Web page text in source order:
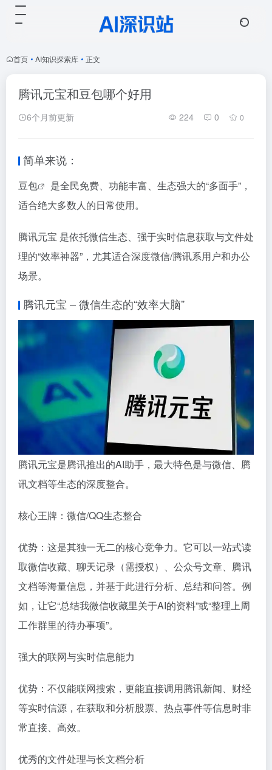
首页 • AI知识探索库 • 正文
腾讯元宝和豆包哪个好用
6个月前更新 224 0 0
简单来说：
豆包
​ 是全民免费、功能丰富、生态强大的“多面手”，
适合绝大多数人的日常使用。
腾讯元宝​ 是依托微信生态、强于实时信息获取与文件处
理的“效率神器”，尤其适合深度微信/腾讯系用户和办公
场景。
腾讯元宝 – 微信生态的“效率大脑”
腾讯元宝是腾讯推出的AI助手，最大特色是与微信、腾
讯文档等生态的深度整合。
核心王牌：微信/QQ生态整合
优势：这是其独一无二的核心竞争力。它可以一站式读
取微信收藏、聊天记录（需授权）、公众号文章、腾讯
文档等海量信息，并基于此进行分析、总结和问答。例
如，让它“总结我微信收藏里关于AI的资料”或“整理上周
工作群里的待办事项”。
强大的联网与实时信息能力
优势：不仅能联网搜索，更能直接调用腾讯新闻、财经
等实时信源，在获取和分析股票、热点事件等信息时非
常直接、高效。
优秀的文件处理与长文档分析